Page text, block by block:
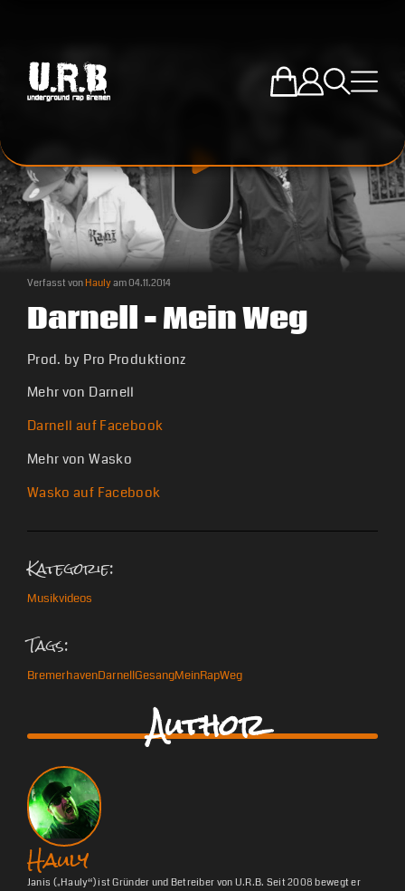
Zum U.R.B-
Einloggen
SucheMenü
Verfasst vonHaulyam04.11.2014
Darnell – Mein Weg
Prod. by Pro Produktionz
Mehr von Darnell
Darnell auf Facebook
Mehr von Wasko
Wasko auf Facebook
Kategorie:
Musikvideos
Tags:
BremerhavenDarnellGesangMeinRapWeg
Author
Hauly
Janis („Hauly“) ist Gründer und Betreiber von U.R.B. Seit 2008 bewegt er